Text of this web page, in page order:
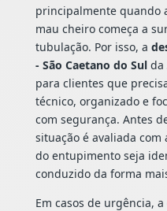
principalmente quando
mau cheiro começa a
tubulação. Por isso, a
- São Caetano do Sulda
para clientes que
técnico, organizado e
com segurança. Antes
situação é avaliada
do entupimento seja
conduzido da forma
Em casos de urgência, a